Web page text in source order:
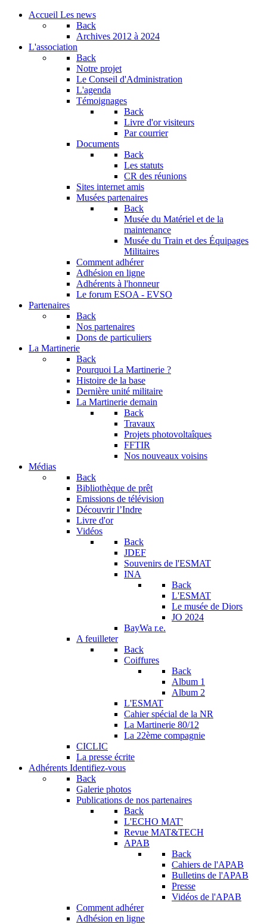
Accueil Les news
Back
Archives 2012 à 2024
L'association
Back
Notre projet
Le Conseil d'Administration
L'agenda
Témoignages
Back
Livre d'or visiteurs
Par courrier
Documents
Back
Les statuts
CR des réunions
Sites internet amis
Musées partenaires
Back
Musée du Matériel et de la
maintenance
Musée du Train et des Équipages
Militaires
Comment adhérer
Adhésion en ligne
Adhérents à l'honneur
Le forum ESOA - EVSO
Partenaires
Back
Nos partenaires
Dons de particuliers
La Martinerie
Back
Pourquoi La Martinerie ?
Histoire de la base
Dernière unité militaire
La Martinerie demain
Back
Travaux
Projets photovoltaîques
FFTIR
Nos nouveaux voisins
Médias
Back
Bibliothèque de prêt
Emissions de télévision
Découvrir l’Indre
Livre d'or
Vidéos
Back
JDEF
Souvenirs de l'ESMAT
INA
Back
L'ESMAT
Le musée de Diors
JO 2024
BayWa r.e.
A feuilleter
Back
Coiffures
Back
Album 1
Album 2
L'ESMAT
Cahier spécial de la NR
La Martinerie 80/12
La 22ème compagnie
CICLIC
La presse écrite
Adhérents Identifiez-vous
Back
Galerie photos
Publications de nos partenaires
Back
L'ECHO MAT'
Revue MAT&TECH
APAB
Back
Cahiers de l'APAB
Bulletins de l'APAB
Presse
Vidéos de l'APAB
Comment adhérer
Adhésion en ligne